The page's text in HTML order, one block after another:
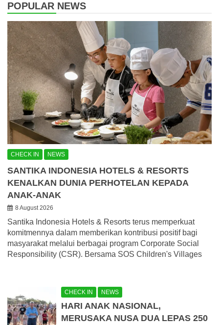
POPULAR NEWS
CHECK IN NEWS
SANTIKA INDONESIA HOTELS & RESORTS
KENALKAN DUNIA PERHOTELAN KEPADA
ANAK-ANAK
8 August 2026
Santika Indonesia Hotels & Resorts terus memperkuat
komitmennya dalam memberikan kontribusi positif bagi
masyarakat melalui berbagai program Corporate Social
Responsibility (CSR). Bersama SOS Children's Villages
CHECK IN NEWS
HARI ANAK NASIONAL,
MERUSAKA NUSA DUA LEPAS 250